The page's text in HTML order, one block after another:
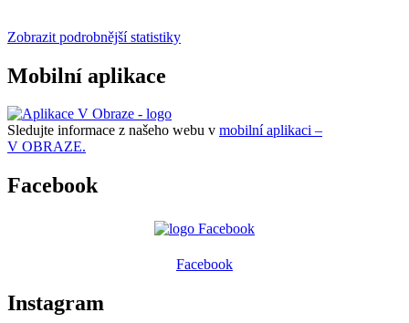
Zobrazit podrobnější statistiky
Mobilní aplikace
Sledujte informace z našeho webu v mobilní aplikaci –
V OBRAZE.
Facebook
Facebook
Instagram